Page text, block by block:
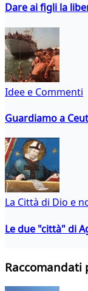
Dare ai figli la
Idee e Commenti
Guardiamo a
La Città di Dio e
Le due "città" di
Raccomandati